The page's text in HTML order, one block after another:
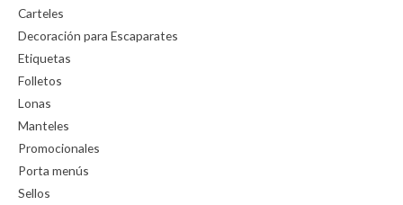
Carteles
Decoración para Escaparates
Etiquetas
Folletos
Lonas
Manteles
Promocionales
Porta menús
Sellos